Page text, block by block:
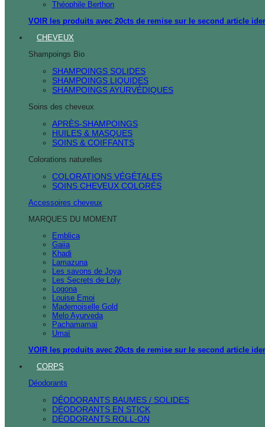
Théophile Berthon
VOIR les produits avec 20cts de remise sur le second article
CHEVEUX
Shampoings Bio
SHAMPOINGS SOLIDES
SHAMPOINGS LIQUIDES
SHAMPOINGS AYURVÉDIQUES
Soins des cheveux
APRÈS-SHAMPOINGS
HUILES & MASQUES
SOINS & COIFFANTS
Colorations naturelles
COLORATIONS VÉGÉTALES
SOINS CHEVEUX COLORÉS
Accessoires cheveux
MARQUES DU MOMENT
Emblica
Gaiia
Khadi
Lamazuna
Les savons de Joya
Les Secrets de Loly
Logona
Louise Emoi
Mademoiselle Gold
Melo Ayurveda
Pachamamaï
Umaï
VOIR les produits avec 20cts de remise sur le second article
CORPS
Déodorants
DÉODORANTS BAUMES / SOLIDES
DÉODORANTS EN STICK
DÉODORANTS ROLL-ON